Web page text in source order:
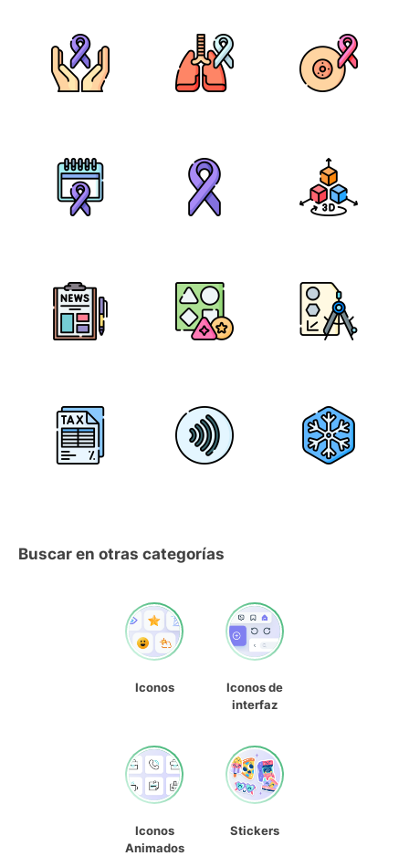
Buscar en otras categorías
Iconos
Iconos de
interfaz
Iconos
Animados
Stickers